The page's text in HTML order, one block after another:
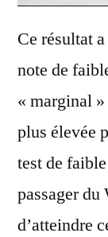
Ce résultat
note de
« marginal
plus élevée
test de
passager du
d’atteindre